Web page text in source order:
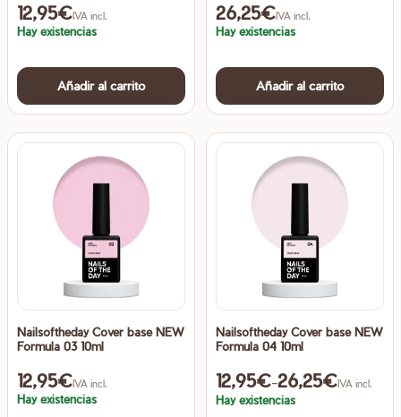
12,95€IVA incl.
Hay existencias
Añadir al carrito
26,25€IVA incl.
Hay existencias
Añadir al carrito
Nailsoftheday Cover base NEW
Formula 03 10ml
12,95€IVA incl.
Hay existencias
Nailsoftheday Cover base NEW
Formula 04 10ml
12,95€-26,25€
Rango de precios: desde
IVA incl.
Hay existencias